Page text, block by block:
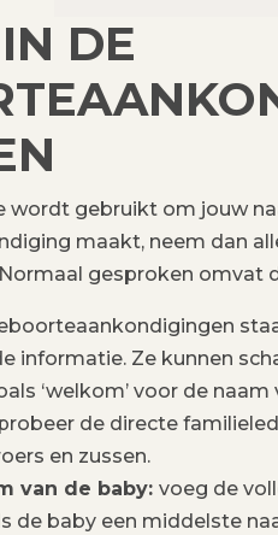
DE
wordt gebruikt om jouw
maakt, neem dan
gesproken omvat
informatie. Ze kunnen
‘welkom’ voor de naam
de directe
en zussen.
van de baby: voeg de
de baby een middelste